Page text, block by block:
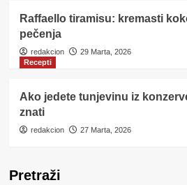
Raffaello tiramisu: kremasti
pečenja
redakcion
29 Marta, 2026
Recepti
Ako jedete tunjevinu iz
znati
redakcion 27 Marta, 2026
Pretraži